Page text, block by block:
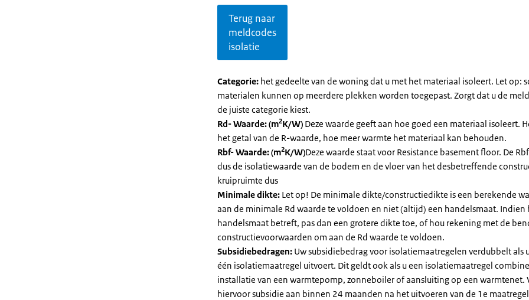
Terug naar
meldcodes
isolatie
Categorie: het gedeelte van de woning dat u met het materiaal isoleert. Let op:
materialen kunnen op meerdere plekken worden toegepast. Zorgt dat u de
de juiste categorie kiest.
Rd- Waarde: (m2K/W) Deze waarde geeft aan hoe goed een materiaal isoleert.
het getal van de R-waarde, hoe meer warmte het materiaal kan behouden.
Rbf- Waarde: (m2K/W)Deze waarde staat voor Resistance basement floor. De
dus de isolatiewaarde van de bodem en de vloer van het desbetreffende
kruipruimte dus
Minimale dikte: Let op! De minimale dikte/constructiedikte is een berekende
aan de minimale Rd waarde te voldoen en niet (altijd) een handelsmaat. Indien
handelsmaat betreft, pas dan een grotere dikte toe, of hou rekening met de
constructievoorwaarden om aan de Rd waarde te voldoen.
Subsidiebedragen: Uw subsidiebedrag voor isolatiemaatregelen verdubbelt als
één isolatiemaatregel uitvoert. Dit geldt ook als u een isolatiemaatregel
installatie van een warmtepomp, zonneboiler of aansluiting op een warmtenet.
hiervoor subsidie aan binnen 24 maanden na het uitvoeren van de 1e